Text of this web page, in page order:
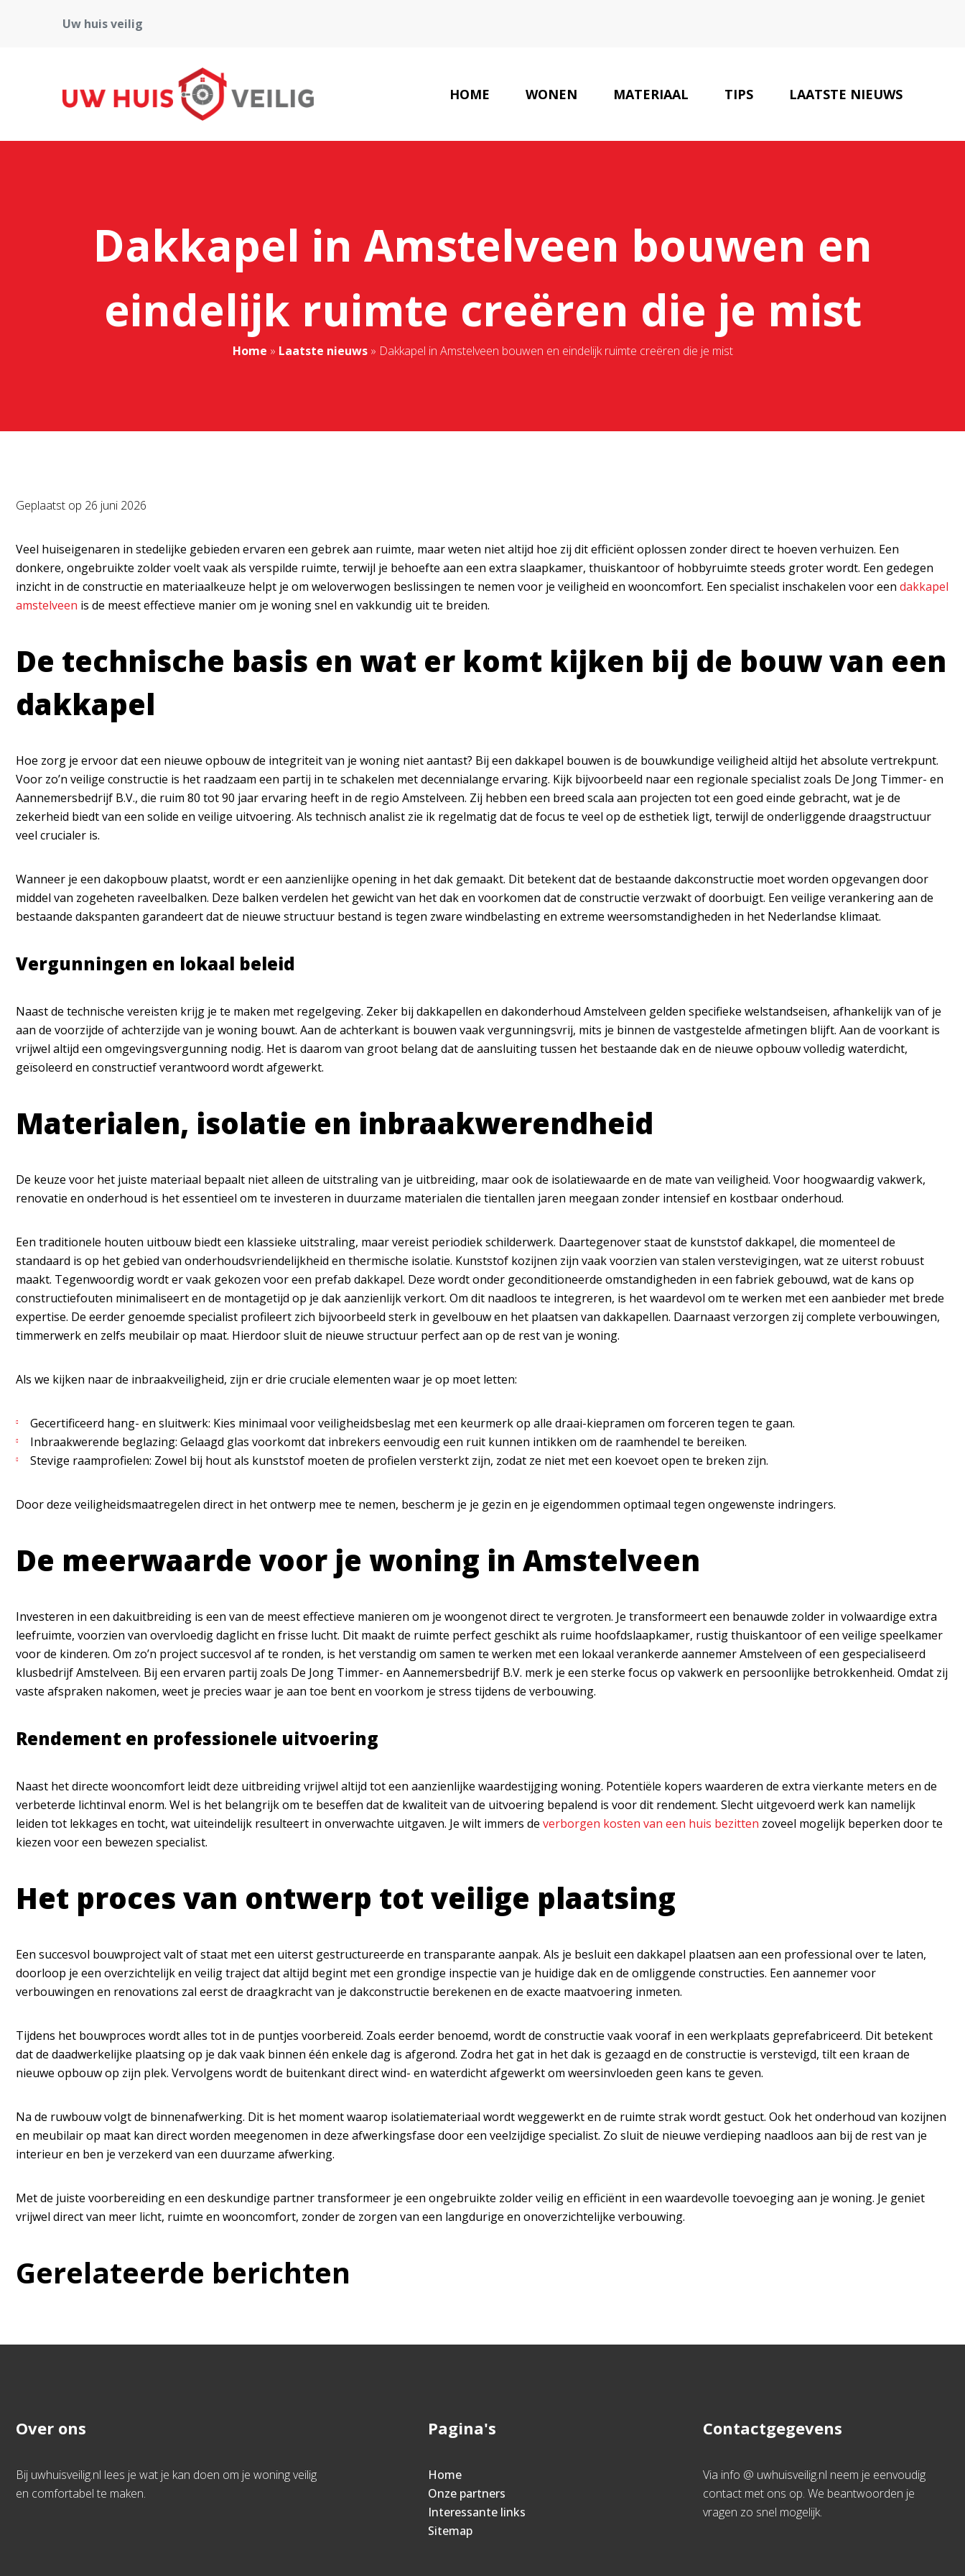
Uw huis veilig
HOME WONEN MATERIAAL TIPS LAATSTE NIEUWS
Dakkapel in Amstelveen bouwen en
eindelijk ruimte creëren die je mist
Home » Laatste nieuws» Dakkapel in Amstelveen bouwen en eindelijk ruimte creëren die je mist
Geplaatst op 26 juni 2026
Veel huiseigenaren in stedelijke gebieden ervaren een gebrek aan ruimte, maar weten niet altijd hoe zij dit efficiënt oplossen zonder direct te hoeven verhuizen. Een
donkere, ongebruikte zolder voelt vaak als verspilde ruimte, terwijl je behoefte aan een extra slaapkamer, thuiskantoor of hobbyruimte steeds groter wordt. Een gedegen
inzicht in de constructie en materiaalkeuze helpt je om weloverwogen beslissingen te nemen voor je veiligheid en wooncomfort. Een specialist inschakelen voor een dakkapel
amstelveen is de meest effectieve manier om je woning snel en vakkundig uit te breiden.
De technische basis en wat er komt kijken bij de bouw van een
dakkapel
Hoe zorg je ervoor dat een nieuwe opbouw de integriteit van je woning niet aantast? Bij een dakkapel bouwen is de bouwkundige veiligheid altijd het absolute vertrekpunt.
Voor zo’n veilige constructie is het raadzaam een partij in te schakelen met decennialange ervaring. Kijk bijvoorbeeld naar een regionale specialist zoals De Jong Timmer- en
Aannemersbedrijf B.V., die ruim 80 tot 90 jaar ervaring heeft in de regio Amstelveen. Zij hebben een breed scala aan projecten tot een goed einde gebracht, wat je de
zekerheid biedt van een solide en veilige uitvoering. Als technisch analist zie ik regelmatig dat de focus te veel op de esthetiek ligt, terwijl de onderliggende draagstructuur
veel crucialer is.
Wanneer je een dakopbouw plaatst, wordt er een aanzienlijke opening in het dak gemaakt. Dit betekent dat de bestaande dakconstructie moet worden opgevangen door
middel van zogeheten raveelbalken. Deze balken verdelen het gewicht van het dak en voorkomen dat de constructie verzwakt of doorbuigt. Een veilige verankering aan de
bestaande dakspanten garandeert dat de nieuwe structuur bestand is tegen zware windbelasting en extreme weersomstandigheden in het Nederlandse klimaat.
Vergunningen en lokaal beleid
Naast de technische vereisten krijg je te maken met regelgeving. Zeker bij dakkapellen en dakonderhoud Amstelveen gelden specifieke welstandseisen, afhankelijk van of je
aan de voorzijde of achterzijde van je woning bouwt. Aan de achterkant is bouwen vaak vergunningsvrij, mits je binnen de vastgestelde afmetingen blijft. Aan de voorkant is
vrijwel altijd een omgevingsvergunning nodig. Het is daarom van groot belang dat de aansluiting tussen het bestaande dak en de nieuwe opbouw volledig waterdicht,
geïsoleerd en constructief verantwoord wordt afgewerkt.
Materialen, isolatie en inbraakwerendheid
De keuze voor het juiste materiaal bepaalt niet alleen de uitstraling van je uitbreiding, maar ook de isolatiewaarde en de mate van veiligheid. Voor hoogwaardig vakwerk,
renovatie en onderhoud is het essentieel om te investeren in duurzame materialen die tientallen jaren meegaan zonder intensief en kostbaar onderhoud.
Een traditionele houten uitbouw biedt een klassieke uitstraling, maar vereist periodiek schilderwerk. Daartegenover staat de kunststof dakkapel, die momenteel de
standaard is op het gebied van onderhoudsvriendelijkheid en thermische isolatie. Kunststof kozijnen zijn vaak voorzien van stalen verstevigingen, wat ze uiterst robuust
maakt. Tegenwoordig wordt er vaak gekozen voor een prefab dakkapel. Deze wordt onder geconditioneerde omstandigheden in een fabriek gebouwd, wat de kans op
constructiefouten minimaliseert en de montagetijd op je dak aanzienlijk verkort. Om dit naadloos te integreren, is het waardevol om te werken met een aanbieder met brede
expertise. De eerder genoemde specialist profileert zich bijvoorbeeld sterk in gevelbouw en het plaatsen van dakkapellen. Daarnaast verzorgen zij complete verbouwingen,
timmerwerk en zelfs meubilair op maat. Hierdoor sluit de nieuwe structuur perfect aan op de rest van je woning.
Als we kijken naar de inbraakveiligheid, zijn er drie cruciale elementen waar je op moet letten:
Gecertificeerd hang- en sluitwerk: Kies minimaal voor veiligheidsbeslag met een keurmerk op alle draai-kiepramen om forceren tegen te gaan.
Inbraakwerende beglazing: Gelaagd glas voorkomt dat inbrekers eenvoudig een ruit kunnen intikken om de raamhendel te bereiken.
Stevige raamprofielen: Zowel bij hout als kunststof moeten de profielen versterkt zijn, zodat ze niet met een koevoet open te breken zijn.
Door deze veiligheidsmaatregelen direct in het ontwerp mee te nemen, bescherm je je gezin en je eigendommen optimaal tegen ongewenste indringers.
De meerwaarde voor je woning in Amstelveen
Investeren in een dakuitbreiding is een van de meest effectieve manieren om je woongenot direct te vergroten. Je transformeert een benauwde zolder in volwaardige extra
leefruimte, voorzien van overvloedig daglicht en frisse lucht. Dit maakt de ruimte perfect geschikt als ruime hoofdslaapkamer, rustig thuiskantoor of een veilige speelkamer
voor de kinderen. Om zo’n project succesvol af te ronden, is het verstandig om samen te werken met een lokaal verankerde aannemer Amstelveen of een gespecialiseerd
klusbedrijf Amstelveen. Bij een ervaren partij zoals De Jong Timmer- en Aannemersbedrijf B.V. merk je een sterke focus op vakwerk en persoonlijke betrokkenheid. Omdat zij
vaste afspraken nakomen, weet je precies waar je aan toe bent en voorkom je stress tijdens de verbouwing.
Rendement en professionele uitvoering
Naast het directe wooncomfort leidt deze uitbreiding vrijwel altijd tot een aanzienlijke waardestijging woning. Potentiële kopers waarderen de extra vierkante meters en de
verbeterde lichtinval enorm. Wel is het belangrijk om te beseffen dat de kwaliteit van de uitvoering bepalend is voor dit rendement. Slecht uitgevoerd werk kan namelijk
leiden tot lekkages en tocht, wat uiteindelijk resulteert in onverwachte uitgaven. Je wilt immers de verborgen kosten van een huis bezitten zoveel mogelijk beperken door te
kiezen voor een bewezen specialist.
Het proces van ontwerp tot veilige plaatsing
Een succesvol bouwproject valt of staat met een uiterst gestructureerde en transparante aanpak. Als je besluit een dakkapel plaatsen aan een professional over te laten,
doorloop je een overzichtelijk en veilig traject dat altijd begint met een grondige inspectie van je huidige dak en de omliggende constructies. Een aannemer voor
verbouwingen en renovations zal eerst de draagkracht van je dakconstructie berekenen en de exacte maatvoering inmeten.
Tijdens het bouwproces wordt alles tot in de puntjes voorbereid. Zoals eerder benoemd, wordt de constructie vaak vooraf in een werkplaats geprefabriceerd. Dit betekent
dat de daadwerkelijke plaatsing op je dak vaak binnen één enkele dag is afgerond. Zodra het gat in het dak is gezaagd en de constructie is verstevigd, tilt een kraan de
nieuwe opbouw op zijn plek. Vervolgens wordt de buitenkant direct wind- en waterdicht afgewerkt om weersinvloeden geen kans te geven.
Na de ruwbouw volgt de binnenafwerking. Dit is het moment waarop isolatiemateriaal wordt weggewerkt en de ruimte strak wordt gestuct. Ook het onderhoud van kozijnen
en meubilair op maat kan direct worden meegenomen in deze afwerkingsfase door een veelzijdige specialist. Zo sluit de nieuwe verdieping naadloos aan bij de rest van je
interieur en ben je verzekerd van een duurzame afwerking.
Met de juiste voorbereiding en een deskundige partner transformeer je een ongebruikte zolder veilig en efficiënt in een waardevolle toevoeging aan je woning. Je geniet
vrijwel direct van meer licht, ruimte en wooncomfort, zonder de zorgen van een langdurige en onoverzichtelijke verbouwing.
Gerelateerde berichten
Over ons
Bij uwhuisveilig.nl lees je wat je kan doen om je woning veilig
en comfortabel te maken.
Pagina's
Home
Onze partners
Interessante links
Sitemap
Contactgegevens
Via info @ uwhuisveilig.nl neem je eenvoudig
contact met ons op. We beantwoorden je
vragen zo snel mogelijk.